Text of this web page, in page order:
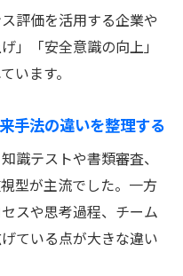
土木パフォーマンス
現場の自立性を高
した土木評価の実践
した品質管理への実
価が品質管理に貢献
評価を活用する企業や
」「安全意識の向上」
います。
手法の違いを整理する
識テストや書類審査、
型が主流でした。一方
スや思考過程、チーム
ている点が大きな違い